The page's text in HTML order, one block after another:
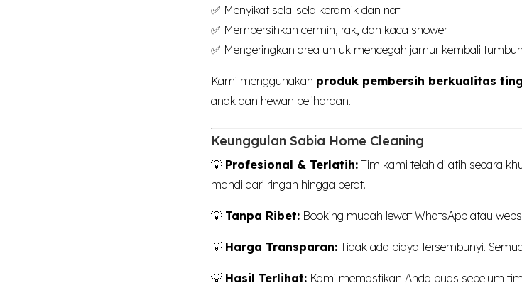
✅ Menyikat sela-sela keramik dan nat
✅ Membersihkan cermin, rak, dan kaca shower
✅ Mengeringkan area untuk mencegah jamur kembali tumbuh
Kami menggunakan produk pembersih berkualitas
anak dan hewan peliharaan.
Keunggulan Sabia Home Cleaning
💡 Profesional & Terlatih: Tim kami telah dilatih secara
mandi dari ringan hingga berat.
💡 Tanpa Ribet: Booking mudah lewat WhatsApp atau
💡 Harga Transparan: Tidak ada biaya tersembunyi.
💡 Hasil Terlihat: Kami memastikan Anda puas sebelum